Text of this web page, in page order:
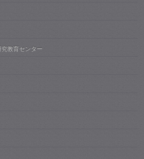
教育センター